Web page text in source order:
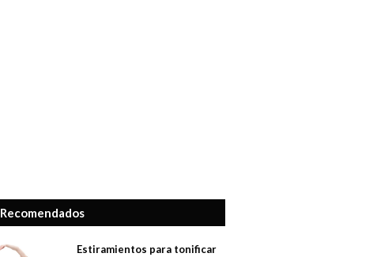
Recomendados
Estiramientos para tonificar